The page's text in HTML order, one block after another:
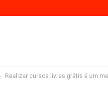
Realizar cursos livres grátis é um